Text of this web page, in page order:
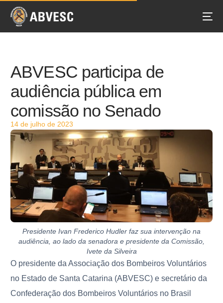
ABVESC participa de
audiência pública em
comissão no Senado
14 de julho de 2023
Presidente Ivan Frederico Hudler faz sua intervenção na
audiência, ao lado da senadora e presidente da Comissão,
Ivete da Silveira
O presidente da Associação dos Bombeiros Voluntários
no Estado de Santa Catarina (ABVESC) e secretário da
Confederação dos Bombeiros Voluntários no Brasil